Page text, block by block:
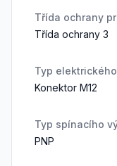
Třída ochrany
Třída ochrany 3
Typ
Konektor M12
Typ spínacího
PNP